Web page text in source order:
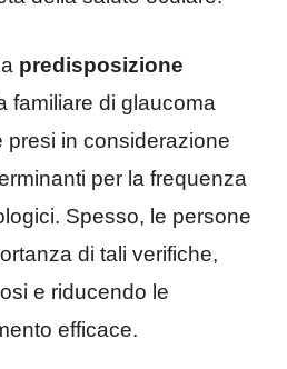
predisposizione
familiare di glaucoma
in considerazione
per la frequenza
Spesso, le persone
di tali verifiche,
e riducendo le
efficace.